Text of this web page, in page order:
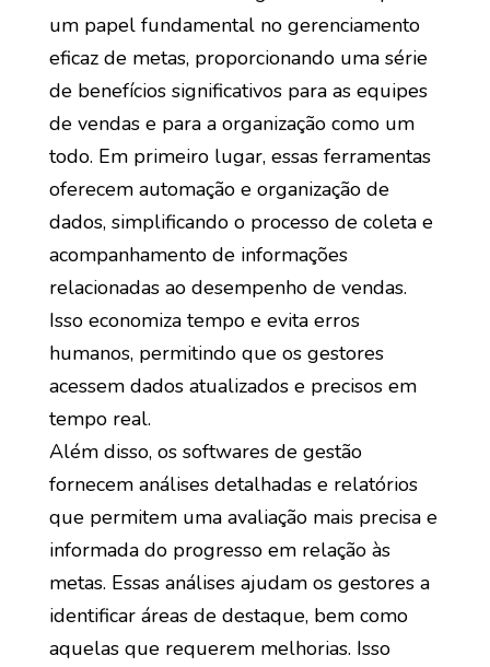
um papel fundamental no gerenciamento
eficaz de metas, proporcionando uma série
de benefícios significativos para as equipes
de vendas e para a organização como um
todo. Em primeiro lugar, essas ferramentas
oferecem automação e organização de
dados, simplificando o processo de coleta e
acompanhamento de informações
relacionadas ao desempenho de vendas.
Isso economiza tempo e evita erros
humanos, permitindo que os gestores
acessem dados atualizados e precisos em
tempo real.
Além disso, os softwares de gestão
fornecem análises detalhadas e relatórios
que permitem uma avaliação mais precisa e
informada do progresso em relação às
metas. Essas análises ajudam os gestores a
identificar áreas de destaque, bem como
aquelas que requerem melhorias. Isso